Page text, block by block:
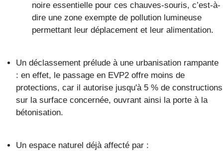
noire essentielle pour ces chauves-souris, c’est-à-
dire une zone exempte de pollution lumineuse
permettant leur déplacement et leur alimentation.
Un déclassement prélude à une urbanisation rampante
: en effet, le passage en EVP2 offre moins de
protections, car il autorise jusqu'à 5 % de constructions
sur la surface concernée, ouvrant ainsi la porte à la
bétonisation.
Un espace naturel déjà affecté par :